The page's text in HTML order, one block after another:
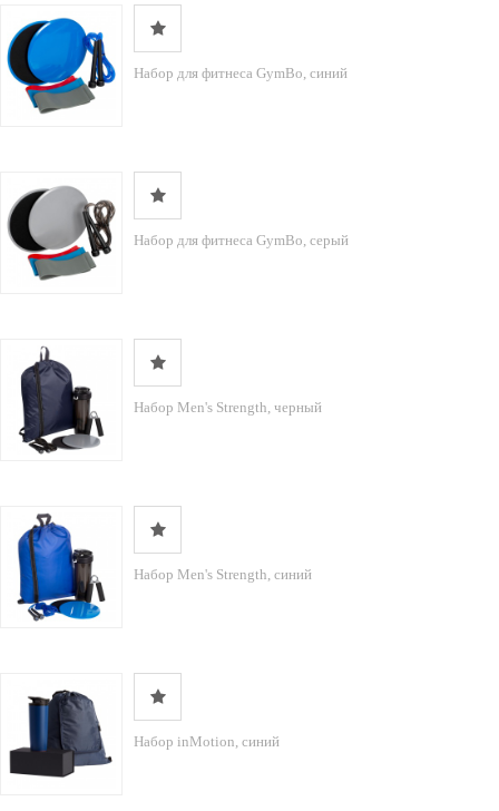
Набор для фитнеса GymBo, синий
Набор для фитнеса GymBo, серый
Набор Men's Strength, черный
Набор Men's Strength, синий
Набор inMotion, синий